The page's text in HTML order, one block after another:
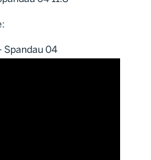
Spandau 04